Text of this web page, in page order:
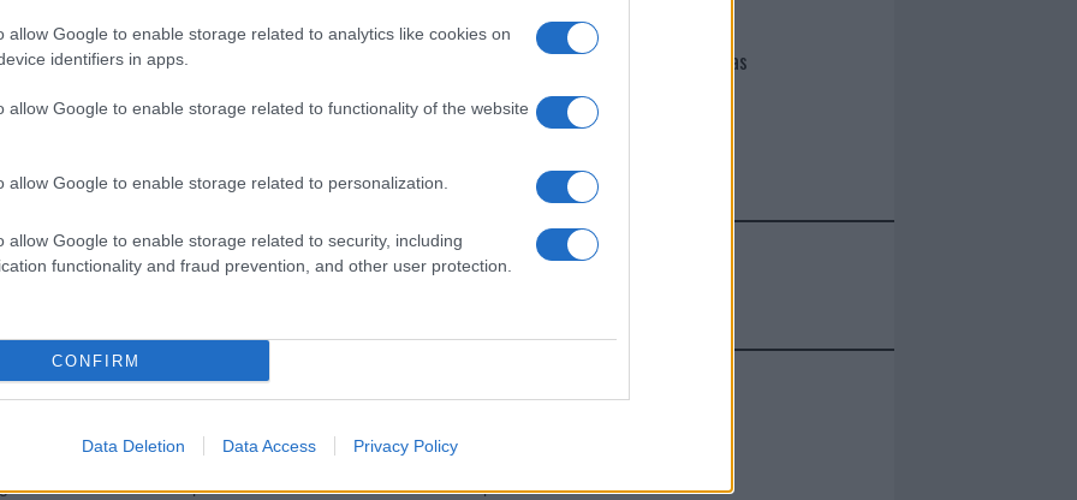
allow Google to enable storage related to analytics like cookies on
identifiers in apps.
allow Google to enable storage related to functionality of the website
allow Google to enable storage related to personalization.
allow Google to enable storage related to security, including
functionality and fraud prevention, and other user protection.
CONFIRM
Data Deletion Data Access Privacy Policy
Giovannimaria Cabras
e ricevi le nostre email periodiche contenenti le ultime notizie pubblicate sul sito web!